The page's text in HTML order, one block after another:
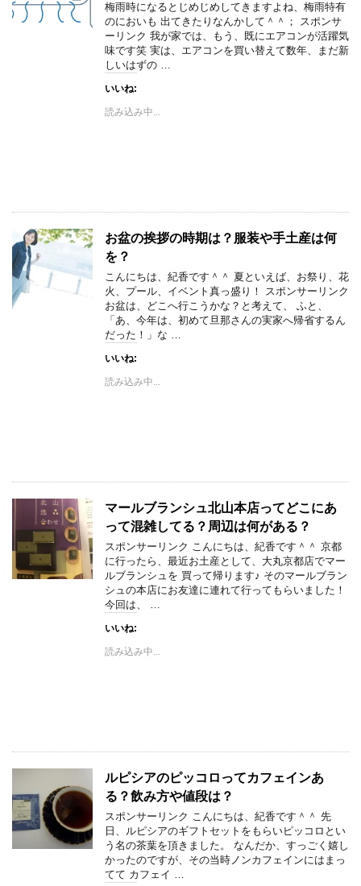
梅雨時になるとじめじめしてきますよね、梅雨特有
のにおいも 出てきたりなんかして＾＾； スポンサ
ーリンク 我が家では、もう、既にエアコンが活躍気
味です笑 実は、エアコンを買い替えて数年、まだ新
しいはずの …
いいね:
読み込み中...
お盆の挨拶の時期は？服装や手土産は何
を？
こんにちは、紀香です＾＾ 夏といえば、お祭り、花
火、プール、イベント真っ盛り！ スポンサーリンク
お盆は、どこへ行こうかな？と考えて、 ふと、
「あ、今年は、初めて旦那さんの実家へ帰省するん
だった！」な …
いいね:
読み込み中...
マールブランシュ北山本店ってどこにあ
って混雑してる？周辺は何がある？
スポンサーリンク こんにちは、紀香です＾＾ 京都
に行ったら、最近お土産として、大丸京都店でマー
ルブランシュを 買って帰ります♪ そのマールブラン
シュの本店にお友達に連れて行ってもらいました！
今回は、 …
いいね:
読み込み中...
ルピシアのピッコロってカフェインあ
る？飲み方や値段は？
スポンサーリンク こんにちは、紀香です＾＾ 先
日、ルピシアのギフトセットをもらいピッコロとい
う名の茶葉を頂きました。 なんだか、すっごく嬉し
かったのですが、その当時ノンカフェインにはまっ
てて カフェイ …